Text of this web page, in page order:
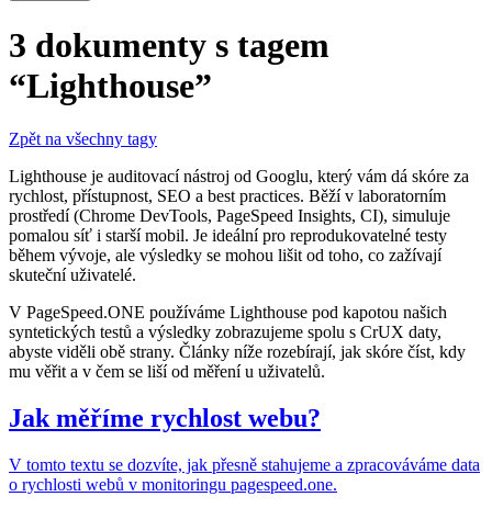
3 dokumenty s tagem
“Lighthouse”
Zpět na všechny tagy
Lighthouse je auditovací nástroj od Googlu, který vám dá skóre za
rychlost, přístupnost, SEO a best practices. Běží v laboratorním
prostředí (Chrome DevTools, PageSpeed Insights, CI), simuluje
pomalou síť i starší mobil. Je ideální pro reprodukovatelné testy
během vývoje, ale výsledky se mohou lišit od toho, co zažívají
skuteční uživatelé.
V PageSpeed.ONE používáme Lighthouse pod kapotou našich
syntetických testů a výsledky zobrazujeme spolu s CrUX daty,
abyste viděli obě strany. Články níže rozebírají, jak skóre číst, kdy
mu věřit a v čem se liší od měření u uživatelů.
Jak měříme rychlost webu?
V tomto textu se dozvíte, jak přesně stahujeme a zpracováváme data
o rychlosti webů v monitoringu pagespeed.one.